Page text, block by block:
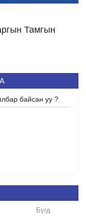
Тамгын
байсан уу ?
Бүгд